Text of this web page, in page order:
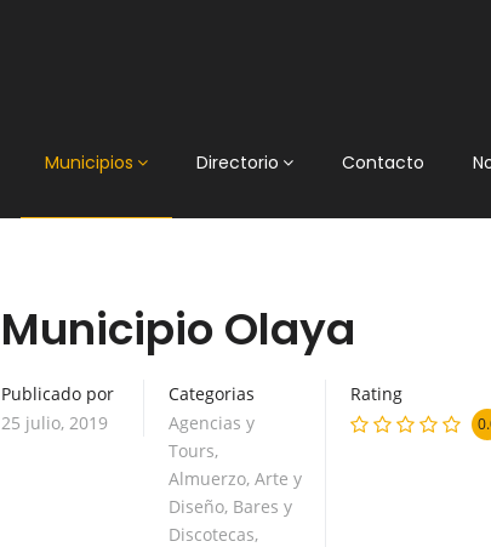
Municipios Directorio Contacto
Municipio Olaya
Publicado por
25 julio, 2019
Categorias
Agencias y
Tours,
Almuerzo, Arte y
Diseño, Bares y
Discotecas,
Rating